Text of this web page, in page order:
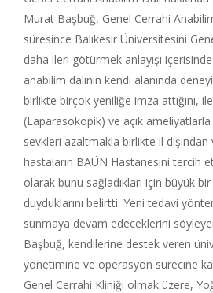
Murat Başbuğ, Genel Cerrahi
süresince Balıkesir Üniversitesini
daha ileri götürmek anlayışı
anabilim dalının kendi alanında
birlikte birçok yeniliğe imza attığını,
(Laparasokopik) ve açık ameliyatlarla
sevkleri azaltmakla birlikte il dışından
hastaların BAÜN Hastanesini tercih
olarak bunu sağladıkları için büyük
duyduklarını belirtti. Yeni tedavi
sunmaya devam edeceklerini
Başbuğ, kendilerine destek veren
yönetimine ve operasyon sürecine
Genel Cerrahi Kliniği olmak üzere,